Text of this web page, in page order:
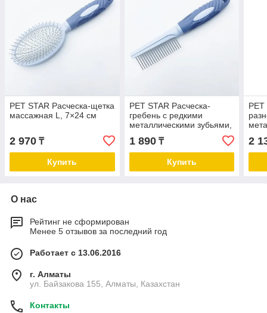
PET STAR Расческа-щетка
массажная L, 7×24 см
2 970 ₸
Купить
PET STAR Расческа-
гребень с редкими
металлическими зубьями,
4×21 см
1 890₸
Купить
PET
2
О нас
Рейтинг не сформирован
Менее 5 отзывов за последний год
Работает с 13.06.2016
г. Алматы
ул. Байзакова 155, Алматы, Казахстан
Контакты